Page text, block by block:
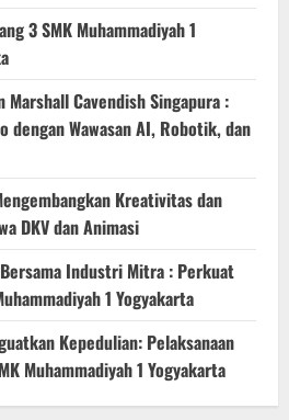
3 SMK Muhammadiyah 1
Marshall Cavendish Singapura :
dengan Wawasan AI, Robotik, dan
Kreativitas dan
DKV dan Animasi
Industri Mitra : Perkuat
1 Yogyakarta
Kepedulian: Pelaksanaan
Muhammadiyah 1 Yogyakarta